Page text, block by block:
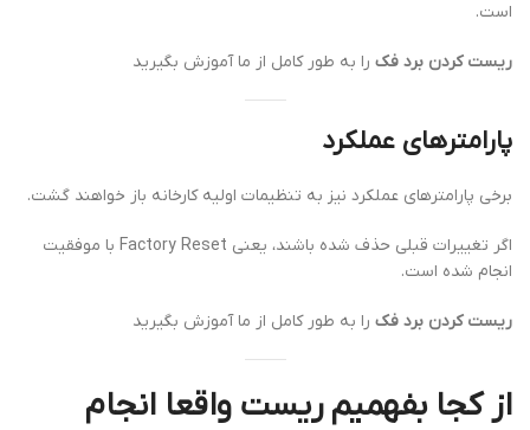
است.
ریست کردن برد فک را به طور کامل از ما آموزش بگیرید
پارامترهای عملکرد
برخی پارامترهای عملکرد نیز به تنظیمات اولیه کارخانه باز خواهند گشت.
اگر تغییرات قبلی حذف شده باشند، یعنی Factory Reset با موفقیت
انجام شده است.
ریست کردن برد فک را به طور کامل از ما آموزش بگیرید
از کجا بفهمیم ریست واقعا انجام